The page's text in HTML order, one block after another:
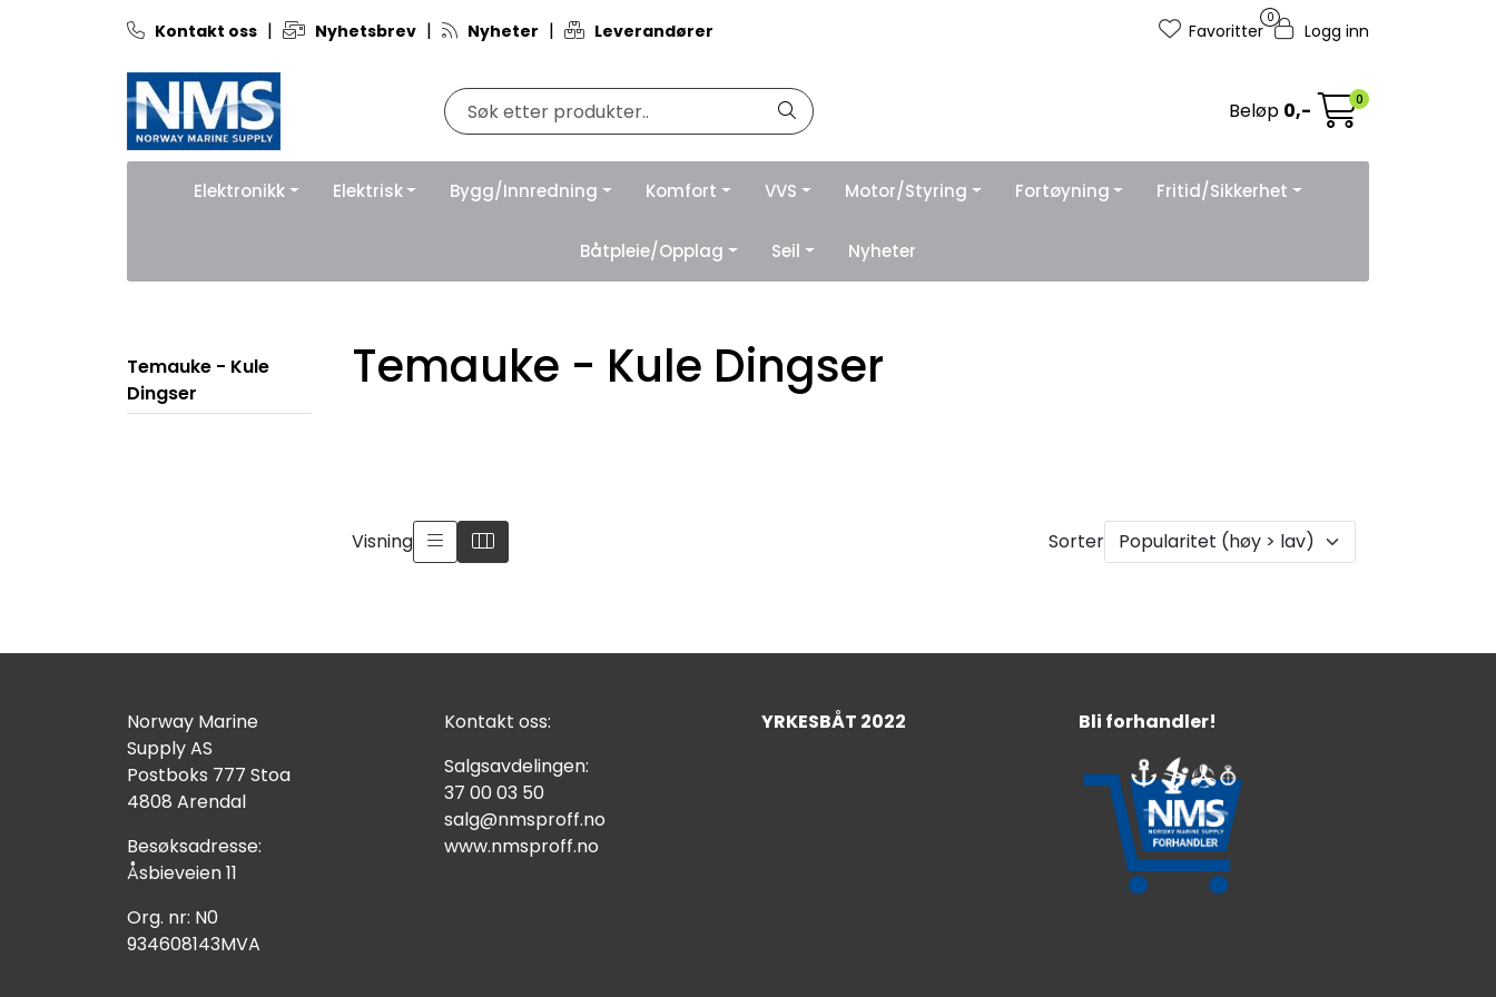
Kontakt oss | Nyhetsbrev | Nyheter | Leverandører
0
Favoritter Logg inn
Beløp 0,- 0
Elektronikk Elektrisk Bygg/Innredning Komfort VVS Motor/Styring Fortøyning Fritid/Sikkerhet
Båtpleie/Opplag Seil Nyheter
Temauke - Kule
Dingser
Temauke - Kule Dingser
Visning Sorter
Norway Marine
Supply AS
Postboks 777 Stoa
4808 Arendal
Besøksadresse:
Åsbieveien 11
Org. nr: N0
934608143MVA
Kontakt oss:
Salgsavdelingen:
37 00 03 50
salg@nmsproff.no
www.nmsproff.no
YRKESBÅT 2022 Bli forhandler!